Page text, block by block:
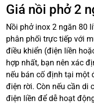
Giá nồi phở 2
Nồi phở inox 2 ngăn 80
phân phối trực tiếp với
điều khiển (điện liền
hợp nhất, bạn nên xác
nếu bán cố định tại một
điện rời. Còn nếu cần di
điện liền để dễ hoạt